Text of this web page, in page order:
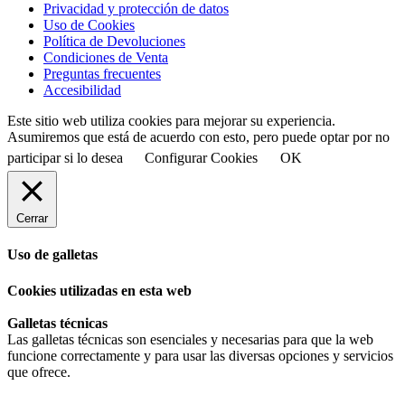
Privacidad y protección de datos
Uso de Cookies
Política de Devoluciones
Condiciones de Venta
Preguntas frecuentes
Accesibilidad
Este sitio web utiliza cookies para mejorar su experiencia.
Asumiremos que está de acuerdo con esto, pero puede optar por no
participar si lo desea
Configurar Cookies OK
Cerrar
Uso de galletas
Cookies utilizadas en esta web
Galletas técnicas
Las galletas técnicas son esenciales y necesarias para que la web
funcione correctamente y para usar las diversas opciones y servicios
que ofrece.